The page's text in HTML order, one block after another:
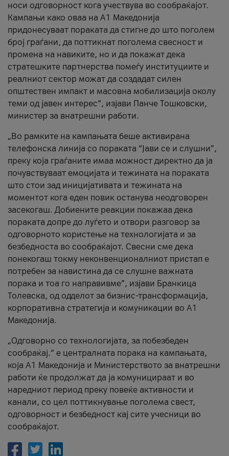
носи одговорност кога учествува во сообраќајот.
Кампањи како оваа на A1 Македонија
придонесуваат пораката да стигне до што поголем
број граѓани, да поттикнат поголема свесност и
промена на навиките, но и да покажат дека
стратешките партнерства помеѓу институциите и
реалниот сектор можат да создадат силен
општествен импакт и масовна мобилизација околу
теми од јавен интерес“, изјави Панче Тошковски,
министер за внатрешни работи.
„Во рамките на кампањата беше активирана
телефонска линија со пораката “Јави се и слушни”,
преку која граѓаните имаа можност директно да ја
почувствуваат емоцијата и тежината на пораката
што стои зад иницијативата и тежината на
моментот кога еден повик останува неодговорен
засекогаш. Добиените реакции покажаа дека
пораката допре до луѓето и отвори разговор за
одговорното користење на технологијата и за
безбедноста во сообраќајот. Свесни сме дека
понекогаш токму неконвенционалниот пристап е
потребен за навистина да се слушне важната
порака и тоа го направивме”, изјави Бранкица
Толевска, од одделот за бизнис-трансформација,
корпоративна стратегија и комуникации во А1
Македонија.
„Одговорно со технологијата, за побезбеден
сообраќај.“ е централната порака на кампањата,
која A1 Македонија и Министерството за внатрешни
работи ќе продолжат да ја комуницираат и во
наредниот период преку повеќе активности и
канали, со цел поттикнување поголема свест,
одговорност и безбедност кај сите учесници во
сообраќајот.